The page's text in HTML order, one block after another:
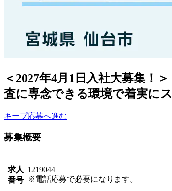
＜2027年4月1日入社大募集！
査に専念できる環境で着実に
キープ応募へ進む
募集概要
求人
番号
1219044
※電話応募で必要になります。